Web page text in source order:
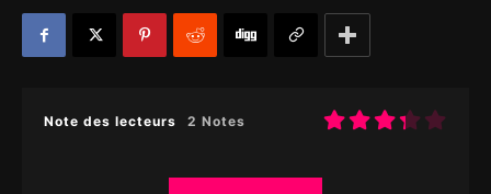
Note des lecteurs 2 Notes